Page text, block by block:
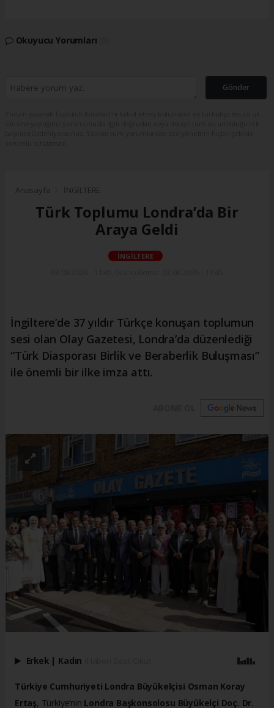
Okuyucu Yorumları
Gönder
Anasayfa İNGİLTERE
Türk Toplumu Londra’da Bir
Araya Geldi
İNGİLTERE
İngiltere’de 37 yıldır Türkçe konuşan toplumun
sesi olan Olay Gazetesi, Londra’da düzenlediği
“Türk Diasporası Birlik ve Beraberlik Buluşması”
ile önemli bir ilke imza attı.
Erkek | Kadın
Türkiye Cumhuriyeti Londra Büyükelçisi Osman Koray
Ertaş, Türkiye’nin Londra Başkonsolosu Büyükelçi Doç. Dr.